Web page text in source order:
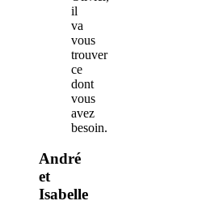
il
va
vous
trouver
ce
dont
vous
avez
besoin.
André
et
Isabelle